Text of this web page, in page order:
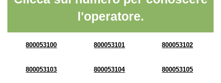
l'operatore.
800053100 800053101 800053102
800053103 800053104 800053105